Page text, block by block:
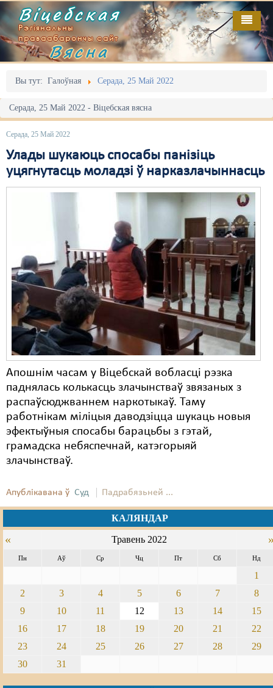
Віцебская
Рэгіянальны
праваабарончы сайт
Вясна
Вы тут: Галоўная Серада, 25 Май 2022
Серада, 25 Май 2022 - Віцебская вясна
Серада, 25 Май 2022
Улады шукаюць спосабы панізіць
уцягнутасць моладзі ў нарказлачыннасць
Апошнім часам у Віцебскай вобласці рэзка
паднялась колькасць злачынстваў звязаных з
распаўсюджваннем наркотыкаў. Таму
работнікам міліцыя даводзіцца шукаць новыя
эфектыўныя спосабы барацьбы з гэтай,
грамадска небяспечнай, катэгорыяй
злачынстваў.
Апублікавана ў Суд Падрабязьней ...
КАЛЯНДАР
« Травень 2022
Пн Аў Ср Чц Пт Сб Нд
1
2
3 4 5 6 7
8
9
10 11 12 13 14
15
16
17 18 19 20 21
22
23
24 25 26 27 28
29
30
31
Галоўная
Адміністрацыйны перасьлед
Акцыі
Выбары
Грамадзянскія ініцыятывы
Карная псыхіятрыя
КПЧ ААН
Культурныя правы
ЛПП
Мігранты
Мірныя сходы
Палітвязьні
Праваабаронцы
Пэнітэнцыярная сыстэма
Распальваньне варожасьці
Свабода сумленьня
Суд
Сьмяротнае пакараньне
Экалёгія
Выданьні
Відэа
Пра нас
RSS